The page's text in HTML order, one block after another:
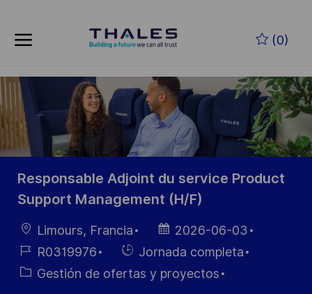
(0)
-
Responsable Adjoint du service Product
Support Management (H/F)
Ubicación
Limours, Francia
Fecha de
publicación
2026-06-03
ID de
empleo
R0319976
Hiring
Type
Jornada completa
Categoría
Gestión de ofertas y proyectos